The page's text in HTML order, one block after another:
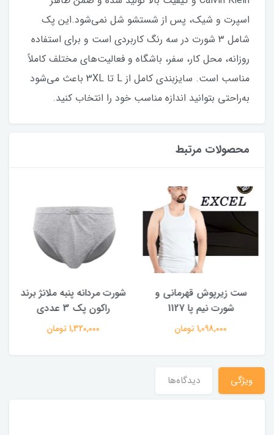
اسپرت و شیک، پس از شستشو شل نمی‌شود.این پک
شامل ۳ شورت در سه رنگ کاربردی است و برای استفاده
روزانه، محل کار، سفر، باشگاه و فعالیت‌های مختلف کاملاً
مناسب است. سایزبندی کامل از L تا 3XL باعث می‌شود
به‌راحتی بتوانید اندازه مناسب خود را انتخاب کنید.
محصولات مرتبط
ست زیرپوش قهرمانی و
شورت نیم پا 1127
1,098,000 تومان
شورت مردانه پنبه ملانژ برند
راکون پک 3 عددی
1,320,000 تومان
ویژگی دیدگاه‌ها